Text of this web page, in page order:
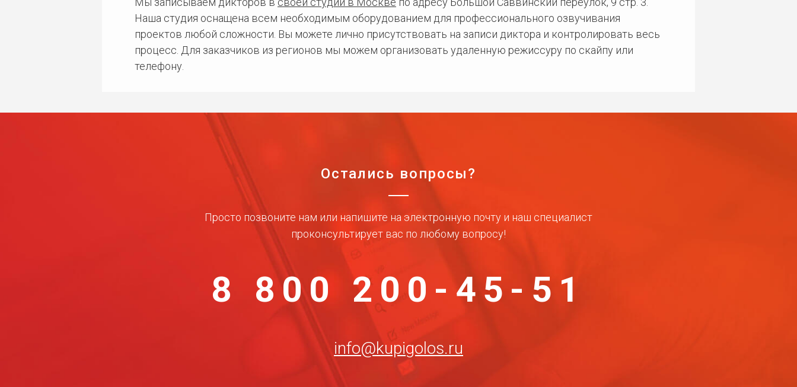
Наша студия оснащена всем необходимым оборудованием для профессионального озвучивания
проектов любой сложности. Вы можете лично присутствовать на записи диктора и контролировать весь
процесс. Для заказчиков из регионов мы можем организовать удаленную режиссуру по скайпу или
телефону.
Остались вопросы?
Просто позвоните нам или напишите на электронную почту и наш специалист
проконсультирует вас по любому вопросу!
8 800 200-45-51
info@kupigolos.ru